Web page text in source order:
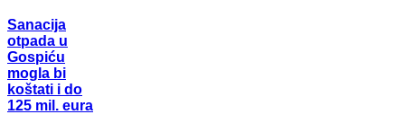
Sanacija
otpada u
Gospiću
mogla bi
koštati i do
125 mil. eura